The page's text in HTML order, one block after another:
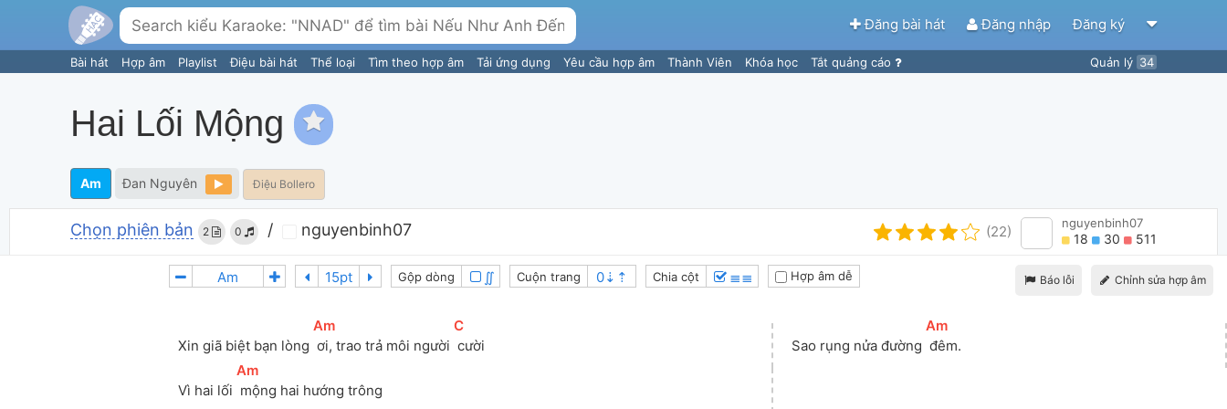
Đăng bài hát Đăng nhập Đăng ký
Bài hát Hợp âm Playlist Điệu bài hát Thể loại Tìm theo hợp âm Tải ứng dụng Yêu cầu hợp âm Thành Viên Khóa học Tắt quảng cáo Quản lý 34
Hai Lối Mộng
Am Đan Nguyên Điệu Bollero
Chọn phiên bản 2 0 / nguyenbinh07 (22)
nguyenbinh07
18 30 511
Báo lỗi Chỉnh sửa hợp âm
Gộp dòng ∬ Cuộn trang Chia cột ≣≣ Hợp âm dễ
Xin giã biệt bạn lòng
[
Am
ơi, trao trả môi người
[
C
cười
Vì hai lối
[
Am
mộng hai hướng trông
Sao rụng nửa đường
[
Am
đêm.